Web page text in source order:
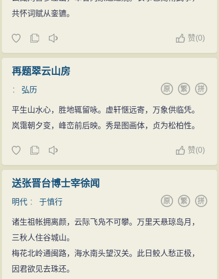
共怀词赋从銮镳。
赞(0)
再题翠云山房
： 弘历 拼
繁
原
平生山水心，胜地辄留咏。虚轩惬远寄，万象供临凭。
岚霭朝夕变，峰峦前后映。秀是图画体，贞为松柏性。
赞(0)
送张晋台博士宰徐闻
明代 ：于慎行 拼
繁
原
诸生祖帐拥离颜，云际飞凫不可攀。万里天悬琼岛月，
三秋人住谷城山。
梅花北岭通闽路，海水南头望汉关。此日鲛人愁正极，
因君欲见去珠还。